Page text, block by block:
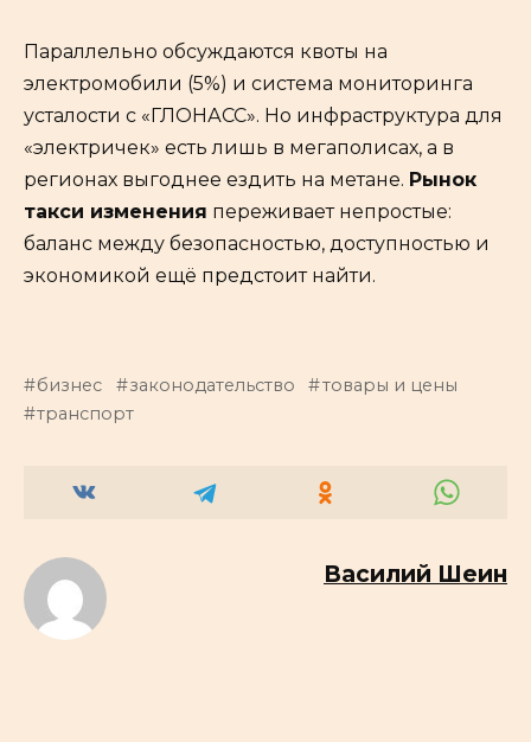
Параллельно обсуждаются квоты на
электромобили (5%) и система мониторинга
усталости с «ГЛОНАСС». Но инфраструктура для
«электричек» есть лишь в мегаполисах, а в
регионах выгоднее ездить на метане. Рынок
такси изменения переживает непростые:
баланс между безопасностью, доступностью и
экономикой ещё предстоит найти.
бизнес законодательство
товары и цены
транспорт
Василий Шеин